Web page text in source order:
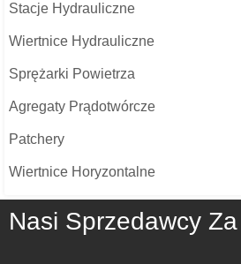
Stacje Hydrauliczne
Wiertnice Hydrauliczne
Sprężarki Powietrza
Agregaty Prądotwórcze
Patchery
Wiertnice Horyzontalne
Nasi Sprzedawcy